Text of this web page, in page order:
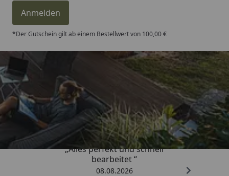
Anmelden
*Der Gutschein gilt ab einem Bestellwert von 100,00 €
Trusted Shops
4,81/ 5
„Alles perfekt und schnell
bearbeitet “
08.08.2026